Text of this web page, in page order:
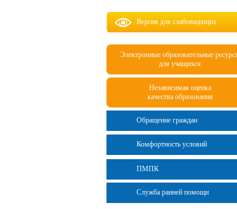
Версия для слабовидящих
Электронные образовательные
для учащихся
Независимая оценка
качества образования
Обращение граждан
Комфортность условий
ПМПК
Служба ранней помощи